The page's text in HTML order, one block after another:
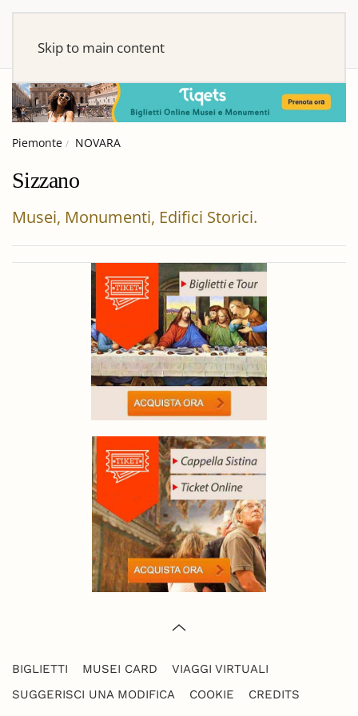
Skip to main content
Piemonte NOVARA
Sizzano
Musei, Monumenti, Edifici Storici.
BIGLIETTI MUSEI CARD
VIAGGI VIRTUALI
SUGGERISCI UNA MODIFICA
COOKIE CREDITS